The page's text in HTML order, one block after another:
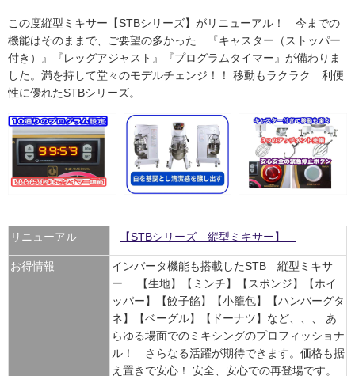
この度縦型ミキサー【STBシリーズ】がリニューアル！ 今までの
機能はそのままで、ご要望の多かった 『キャスター（ストッパー
付き）』『レッグアジャスト』『プログラムタイマー』が備わりま
した。満を持して堂々のモデルチェンジ！！ 移動もラクラク 利便
性に優れたSTBシリーズ。
リニューアル 【STBシリーズ 縦型ミキサー】
お得情報
インバータ機能も搭載したSTB 縦型ミキサ
ー 【生地】【ミンチ】【スポンジ】【ホイ
ッパー】【餃子餡】【小籠包】【ハンバーグタ
ネ】【ベーグル】【ドーナツ】など、、、 あ
らゆる場面でのミキシングのプロフィッショナ
ル！ さらなる活躍が期待できます。価格も据
え置きで安心！ 安全、安心での再登場です。